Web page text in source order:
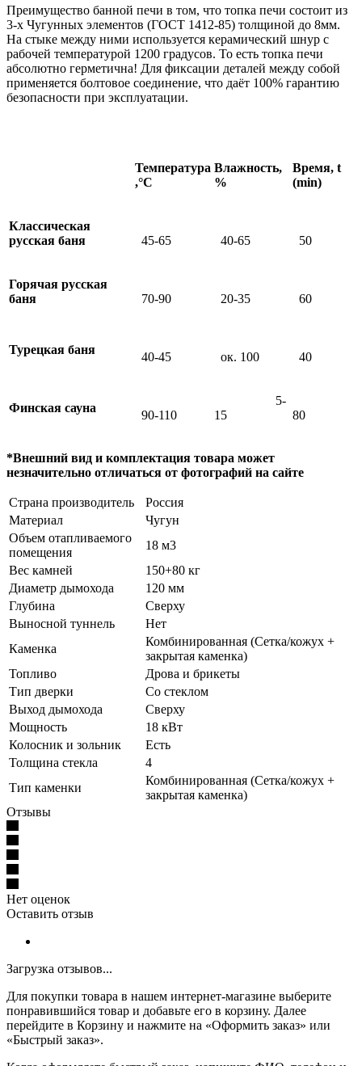
Преимущество банной печи в том, что топка печи состоит из
3-х Чугунных элементов (ГОСТ 1412-85) толщиной до 8мм.
На стыке между ними используется керамический шнур с
рабочей температурой 1200 градусов. То есть топка печи
абсолютно герметична! Для фиксации деталей между собой
применяется болтовое соединение, что даёт 100% гарантию
безопасности при эксплуатации.
Температура
,°С
Влажность,
%
Время, t
(min)
Классическая
русская баня
45-65 40-65 50
Горячая русская
баня
70-90 20-35 60
Турецкая баня
40-45 ок. 100 40
Финская сауна
90-110
5-
15
80
*Внешний вид и комплектация товара может
незначительно отличаться от фотографий на сайте
Страна производитель
Россия
Материал
Чугун
Объем отапливаемого
помещения
18 м3
Вес камней
150+80 кг
Диаметр дымохода
120 мм
Глубина
Сверху
Выносной туннель
Нет
Каменка
Комбинированная (Сетка/кожух +
закрытая каменка)
Топливо
Дрова и брикеты
Тип дверки
Со стеклом
Выход дымохода
Сверху
Мощность
18 кВт
Колосник и зольник
Есть
Толщина стекла
4
Тип каменки
Комбинированная (Сетка/кожух +
закрытая каменка)
Отзывы
Нет оценок
Оставить отзыв
Загрузка отзывов...
Для покупки товара в нашем интернет-магазине выберите
понравившийся товар и добавьте его в корзину. Далее
перейдите в Корзину и нажмите на «Оформить заказ» или
«Быстрый заказ».